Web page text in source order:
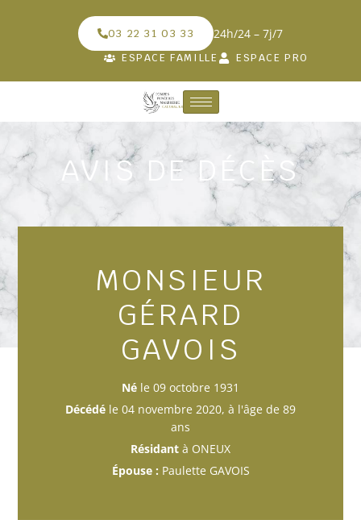
03 22 31 03 33 24h/24 – 7j/7
ESPACE FAMILLE ESPACE PRO
AVIS DE DÉCÈS
MONSIEUR
GÉRARD
GAVOIS
Né le 09 octobre 1931
Décédé le 04 novembre 2020, à l'âge de 89
ans
Résidant à ONEUX
Épouse : Paulette GAVOIS